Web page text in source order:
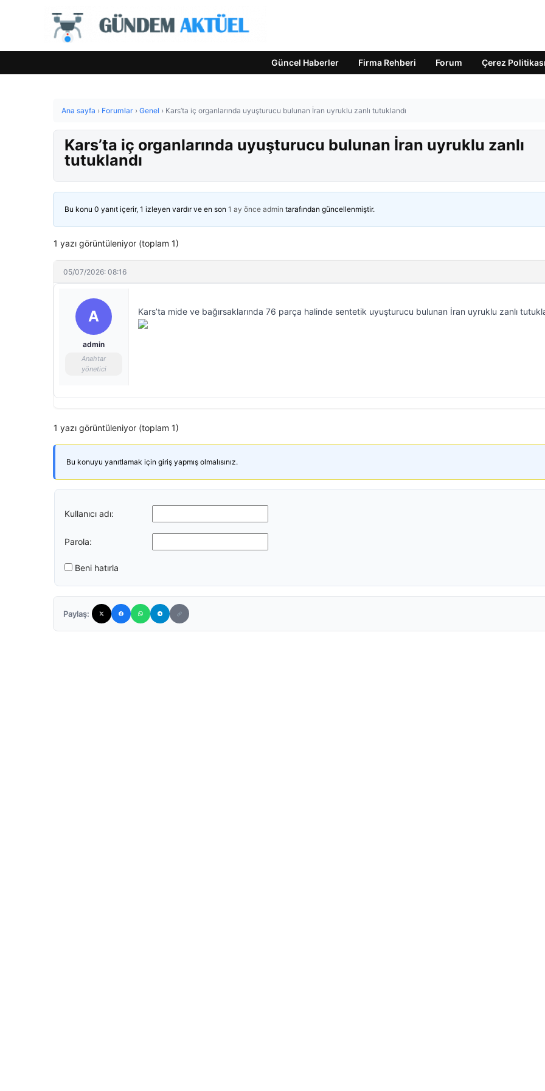
Güncel Haberler Firma Rehberi Forum Çerez Politikası
Ana sayfa › Forumlar › Genel › Kars’ta iç organlarında uyuşturucu bulunan İran uyruklu zanlı tutuklandı
Kars’ta iç organlarında uyuşturucu bulunan İran uyruklu zanlı
tutuklandı
Bu konu 0 yanıt içerir, 1 izleyen vardır ve en son 1 ay önce admin tarafından güncellenmiştir.
1 yazı görüntüleniyor (toplam 1)
05/07/2026: 08:16
A
admin
Anahtar
yönetici
Kars’ta mide ve bağırsaklarında 76 parça halinde sentetik uyuşturucu bulunan İran uyruklu zanlı
1 yazı görüntüleniyor (toplam 1)
Bu konuyu yanıtlamak için giriş yapmış olmalısınız.
Kullanıcı adı:
Parola:
Beni hatırla
Paylaş: